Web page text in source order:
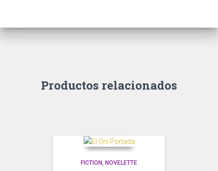
Productos relacionados
FICTION NOVELETTE